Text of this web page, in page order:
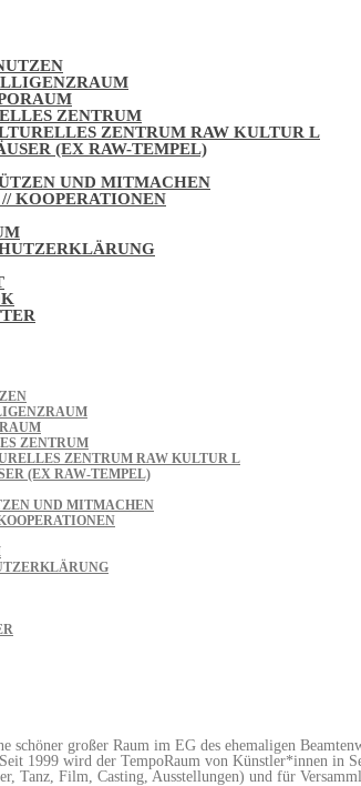
ZENTRUM
ZENTRUM RAW KULTUR L
(EX RAW-TEMPEL)
UND MITMACHEN
// KOOPERATIONEN
ZENTRUM
ZENTRUM RAW KULTUR L
(EX RAW-TEMPEL)
UND MITMACHEN
schöner großer Raum im EG des ehemaligen
1999 wird der TempoRaum von Künstler*innen in
Tanz, Film, Casting, Ausstellungen) und für